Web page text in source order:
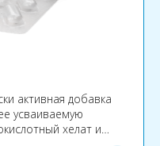
активная добавка
усваиваемую
хелат и